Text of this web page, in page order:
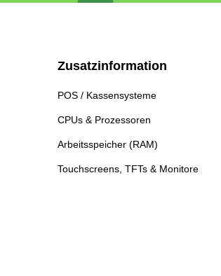
Zusatzinformation
POS / Kassensysteme
CPUs & Prozessoren
Arbeitsspeicher (RAM)
Touchscreens, TFTs & Monitore